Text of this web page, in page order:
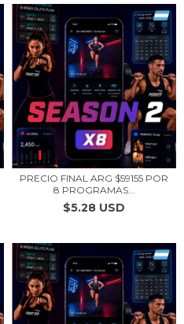
PRECIO FINAL ARG $59155 POR
8 PROGRAMAS...
$5.28 USD